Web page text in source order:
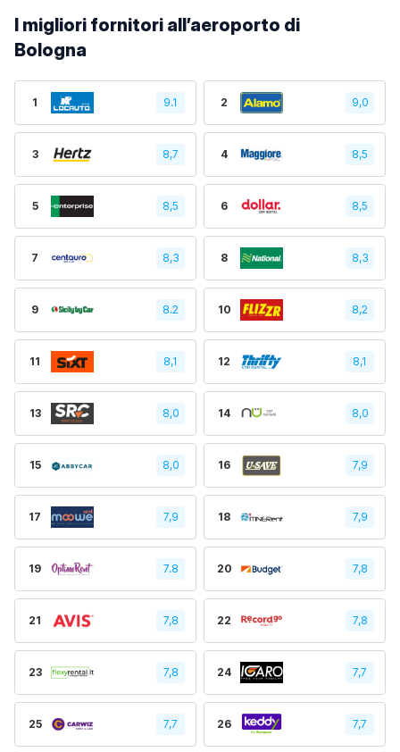
I migliori fornitori all’aeroporto di
Bologna
1 9.1 2 9,0
3 8,7 4 8,5
5 8,5 6 8,5
7 8,3 8 8,3
9 8.2 10 8,2
11 8,1 12 8,1
13 8,0 14 8,0
15 8,0 16 7,9
17 7,9 18 7,9
19 7.8 20 7,8
21 7,8 22 7,8
23 7,8 24 7,7
25 7,7 26 7,7